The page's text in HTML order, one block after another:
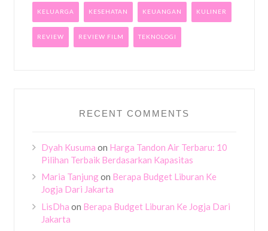
KELUARGA KESEHATAN KEUANGAN KULINER
REVIEW REVIEW FILM TEKNOLOGI
RECENT COMMENTS
Dyah Kusuma on Harga Tandon Air Terbaru: 10
Pilihan Terbaik Berdasarkan Kapasitas
Maria Tanjungon Berapa Budget Liburan Ke
Jogja Dari Jakarta
LisDha on Berapa Budget Liburan Ke Jogja Dari
Jakarta